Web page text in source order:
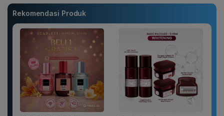
Rekomendasi Produk